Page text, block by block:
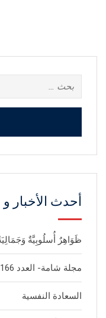
عن:
أحدث الأخبار
ظَوَاهِرٌ أُسلُوبِيَّةٌ
مجلة شامة- العدد 166
السعادة النفسية